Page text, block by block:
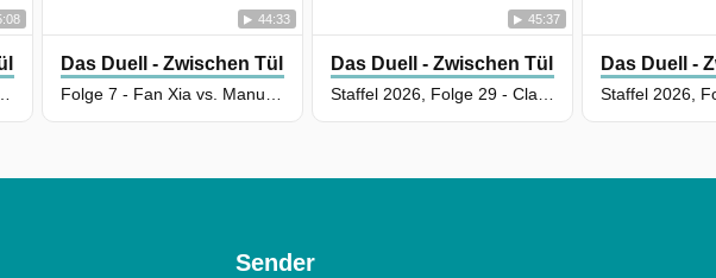
Und Tränen
44:33
Das Duell - Zwischen Tüll Und Tränen
45:37
Das Duell - Zwischen Tüll Und Tränen
Das Duell -
Sender